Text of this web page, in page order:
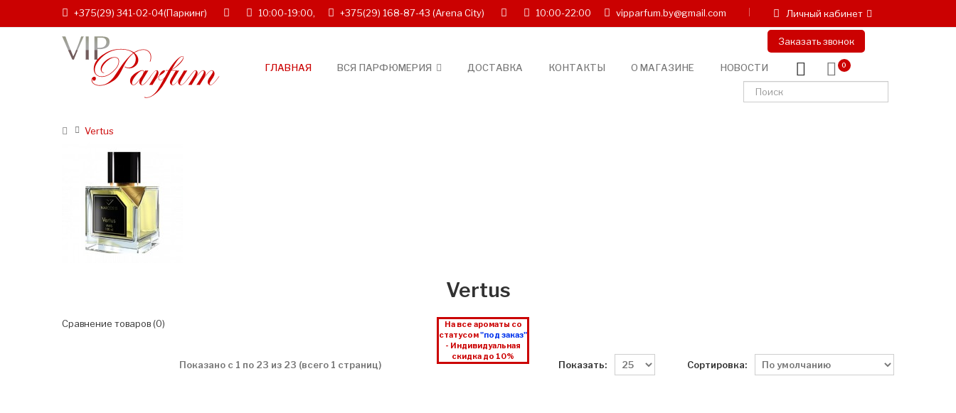
+375(29) 341-02-04(Паркинг) 10:00-19:00, +375(29) 168-87-43 (Arena City) 10:00-22:00 vipparfum.by@gmail.com Личный кабинет
ГЛАВНАЯ ВСЯ ПАРФЮМЕРИЯ ДОСТАВКА КОНТАКТЫ О МАГАЗИНЕ НОВОСТИ
Заказать звонок
0
Vertus
Vertus
На все ароматы со
статусом"под заказ"
- Индивидуальная
скидка до 10%
Сравнение товаров (0)
Показано с 1 по 23 из 23 (всего 1 страниц) Сортировка:
Показать: